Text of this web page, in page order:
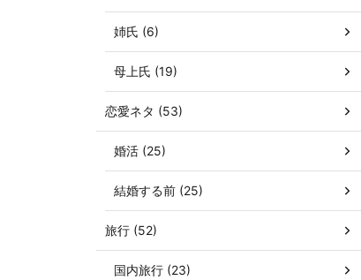
姉氏 (6)
母上氏 (19)
恋愛ネタ (53)
婚活 (25)
結婚する前 (25)
旅行 (52)
国内旅行 (23)